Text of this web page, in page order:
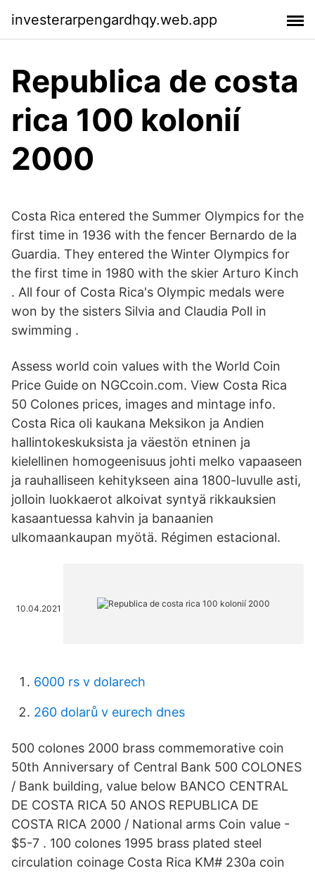
investerarpengardhqy.web.app
Republica de costa
rica 100 kolonií
2000
Costa Rica entered the Summer Olympics for the
first time in 1936 with the fencer Bernardo de la
Guardia. They entered the Winter Olympics for
the first time in 1980 with the skier Arturo Kinch
. All four of Costa Rica's Olympic medals were
won by the sisters Silvia and Claudia Poll in
swimming .
Assess world coin values with the World Coin
Price Guide on NGCcoin.com. View Costa Rica
50 Colones prices, images and mintage info.
Costa Rica oli kaukana Meksikon ja Andien
hallintokeskuksista ja väestön etninen ja
kielellinen homogeenisuus johti melko vapaaseen
ja rauhalliseen kehitykseen aina 1800-luvulle asti,
jolloin luokkaerot alkoivat syntyä rikkauksien
kasaantuessa kahvin ja banaanien
ulkomaankaupan myötä. Régimen estacional.
10.04.2021
6000 rs v dolarech
260 dolarů v eurech dnes
500 colones 2000 brass commemorative coin
50th Anniversary of Central Bank 500 COLONES
/ Bank building, value below BANCO CENTRAL
DE COSTA RICA 50 ANOS REPUBLICA DE
COSTA RICA 2000 / National arms Coin value -
$5-7 . 100 colones 1995 brass plated steel
circulation coinage Costa Rica KM# 230a coin